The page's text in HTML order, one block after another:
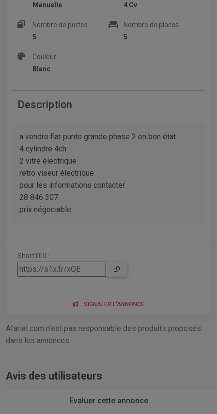
Manuelle
4 Cv
Nombre de portes
5
Nombre de places
5
Couleur
Blanc
Description
a vendre fiat punto grande phase 2 en bon état
4 cylindre 4ch
2 vitre électrique
retro viseur électrique
pour les informations contacter
28 846 307
prix négociable
Short URL:
SIGNALER L'ANNONCE
Afariat.com n'est pas responsable des produits proposés
dans les annonces.
Avis des utilisateurs
Evaluer cette annonce